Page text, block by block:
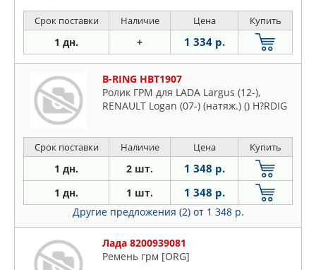
Срок поставки Наличие Цена Купить
1 дн. + 1 334 р.
B-RING HBT1907
Ролик ГРМ для LADA Largus (12-),
RENAULT Logan (07-) (натяж.) () H?RDIG
Срок поставки Наличие Цена Купить
1 дн. 2 шт. 1 348 р.
1 дн. 1 шт. 1 348 р.
Другие предложения (2) от 1 348 р.
Лада 8200939081
Ремень грм [ORG]